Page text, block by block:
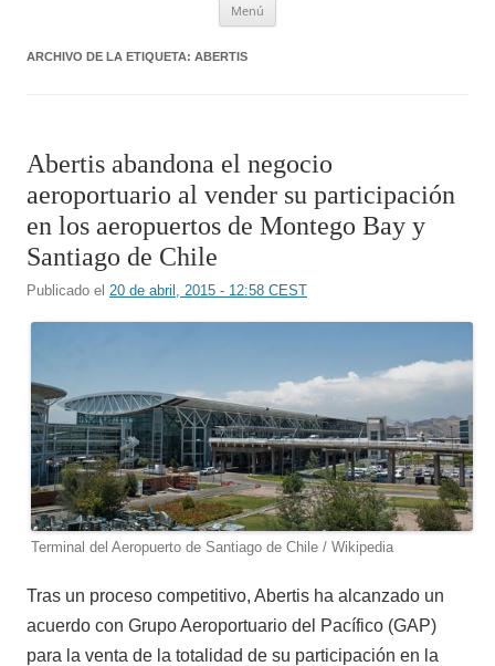
Menú
ARCHIVO DE LA ETIQUETA: ABERTIS
Abertis abandona el negocio
aeroportuario al vender su participación
en los aeropuertos de Montego Bay y
Santiago de Chile
Publicado el 20 de abril, 2015 - 12:58 CEST
Terminal del Aeropuerto de Santiago de Chile / Wikipedia
Tras un proceso competitivo, Abertis ha alcanzado un
acuerdo con Grupo Aeroportuario del Pacífico (GAP)
para la venta de la totalidad de su participación en la